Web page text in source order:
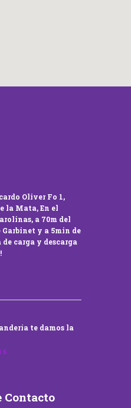
Oliver Fo 1,
la Mata, En el
a 70m del
y a 5min de
carga y descarga
te damos la
Contacto